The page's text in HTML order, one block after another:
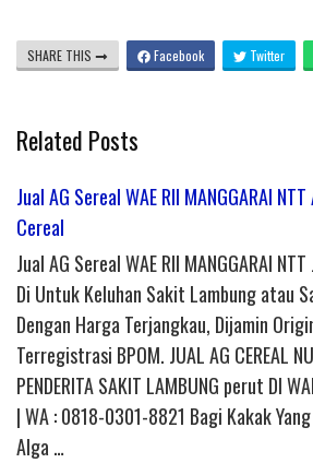
SHARE THIS Facebook Twitter
Related Posts
Jual AG Sereal WAE RII MANGGARAI
Cereal
Jual AG Sereal WAE RII MANGGARAI
Di Untuk Keluhan Sakit Lambung atau
Dengan Harga Terjangkau, Dijamin
Terregistrasi BPOM. JUAL AG CEREAL
PENDERITA SAKIT LAMBUNG perut DI
| WA : 0818-0301-8821 Bagi Kakak
Alga …